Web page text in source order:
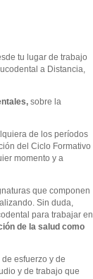
tu lugar de trabajo
a Distancia,
, sobre la
de los períodos
del Ciclo Formativo
momento y a
que componen
Sin duda,
para trabajar en
de la salud como
esfuerzo y de
y de trabajo que